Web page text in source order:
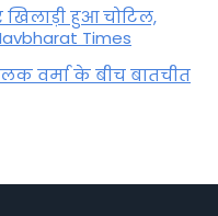
हुआ चोटिल,
Times
वर्मा के बीच बातचीत